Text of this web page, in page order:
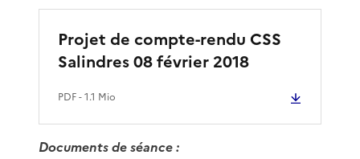
Projet de compte-rendu CSS
Salindres 08 février 2018
PDF- 1.1 Mio
Documents de séance :